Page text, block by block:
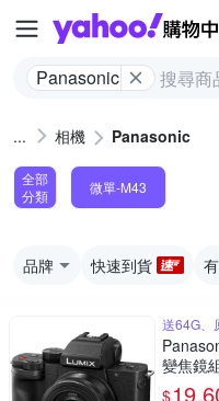
Panasonic
相機 Panasonic
全部
分類
微單-M43
品牌 快速到貨
送64G、
變焦鏡
$